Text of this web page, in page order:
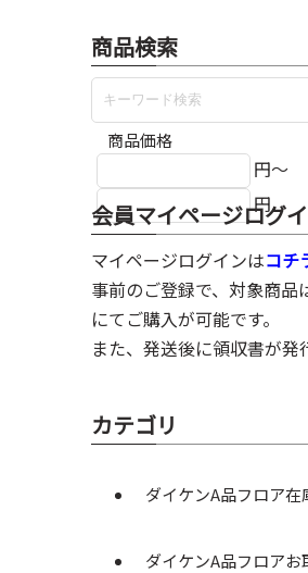
商品検索
商品価格
円～
円
会員マイページログ
マイページログインはコチ
事前のご登録で、対象商品
にてご購入が可能です。
また、発送後に領収書が発
カテゴリ
ダイケンA品フロア在
ダイケンA品フロアお